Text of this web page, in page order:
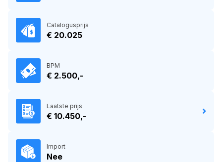
Catalogusprijs
€ 20.025
BPM
€ 2.500,-
Laatste prijs
€ 10.450,-
Import
Nee